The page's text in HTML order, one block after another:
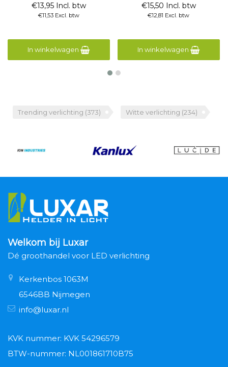
€13,95 Incl. btw
€11,53 Excl. btw
In winkelwagen
€15,50 Incl. btw
€12,81 Excl. btw
In winkelwagen
Trending verlichting (373) Witte verlichting (234)
Welkom bij Luxar
Dé groothandel voor LED verlichting
Kerkenbos 1063M
6546BB Nijmegen
info@luxar.nl
KVK nummer: KVK 54296579
BTW-nummer: NL001861710B75